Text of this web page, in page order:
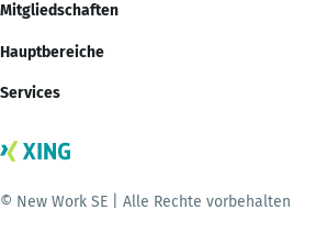
Mitgliedschaften
Hauptbereiche
Services
© New Work SE | Alle Rechte vorbehalten